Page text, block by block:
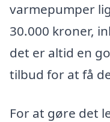
varmepumper
30.000 kroner,
det er altid en
tilbud for at få
For at gøre det